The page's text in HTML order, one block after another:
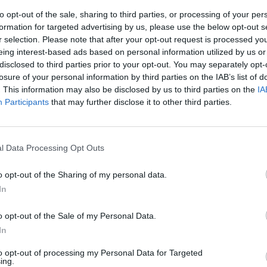
opt-out of the sale, sharing to third parties, or processing of your
for targeted advertising by us, please use the below opt-out
selection. Please note that after your opt-out request is processed
interest-based ads based on personal information utilized by us
to third parties prior to your opt-out. You may separately
of your personal information by third parties on the IAB’s list of
This information may also be disclosed by us to third parties on the
Participants that may further disclose it to other third parties.
Data Processing Opt Outs
opt-out of the Sharing of my personal data.
opt-out of the Sale of my Personal Data.
opt-out of processing my Personal Data for Targeted
πλούσια και λαχταριστά εδέσματα .
!